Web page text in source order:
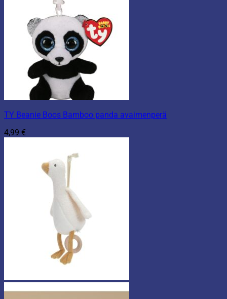
TY Beanie Boos Bamboo panda avaimenperä
4,99 €